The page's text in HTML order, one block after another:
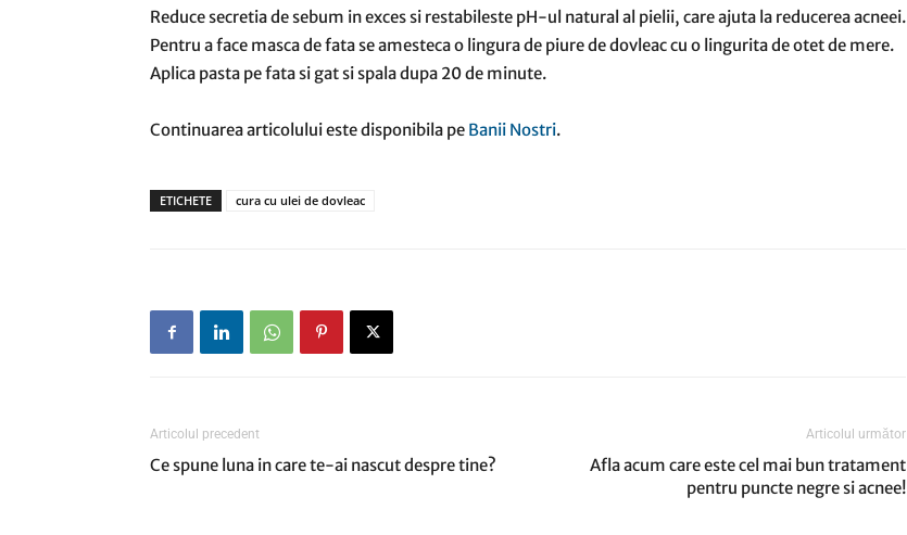
Reduce secretia de sebum in exces si restabileste pH-ul natural al pielii, care ajuta la reducerea acneei.
Pentru a face masca de fata se amesteca o lingura de piure de dovleac cu o lingurita de otet de mere.
Aplica pasta pe fata si gat si spala dupa 20 de minute.
Continuarea articolului este disponibila pe Banii Nostri.
ETICHETE cura cu ulei de dovleac
Articolul precedent
Ce spune luna in care te-ai nascut despre tine?
Articolul următor
Afla acum care este cel mai bun tratament
pentru puncte negre si acnee!